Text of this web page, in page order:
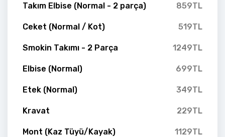
Takım Elbise (Normal - 2 parça) 859TL
Ceket (Normal / Kot) 519TL
Smokin Takımı - 2 Parça 1249TL
Elbise (Normal) 699TL
Etek (Normal) 349TL
Kravat 229TL
Mont (Kaz Tüyü/Kayak) 1129TL